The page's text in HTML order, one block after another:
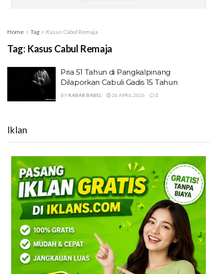
Home Tag Kasus Cabul Remaja
Tag: Kasus Cabul Remaja
Pria 51 Tahun di Pangkalpinang
Dilaporkan Cabuli Gadis 15 Tahun
BY KABAR BABEL 26 APRIL 2026 2
Iklan